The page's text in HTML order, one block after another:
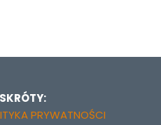
PRYWATNOŚCI